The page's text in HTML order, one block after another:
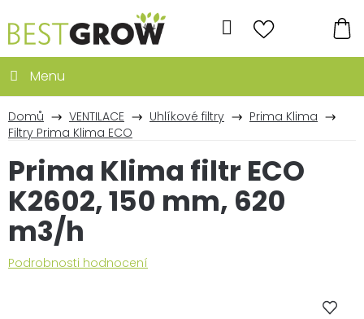
na
obsah
Hledat
Domů VENTILACE Uhlíkové filtry
Prima Klima
Filtry Prima Klima ECO
Prima Klima filtr ECO
K2602, 150 mm, 620
m3/h
Průměrné
Podrobnosti hodnocení